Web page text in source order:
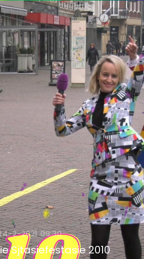
14-2-2021 09:30
Sjtasiefestasie 2010